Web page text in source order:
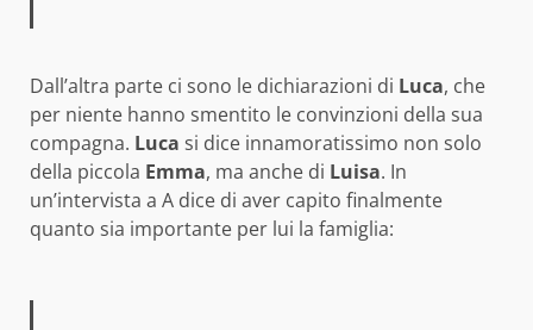
Dall’altra parte ci sono le dichiarazioni di Luca, che
per niente hanno smentito le convinzioni della sua
compagna. Luca si dice innamoratissimo non solo
della piccola Emma, ma anche di Luisa. In
un’intervista a A dice di aver capito finalmente
quanto sia importante per lui la famiglia: